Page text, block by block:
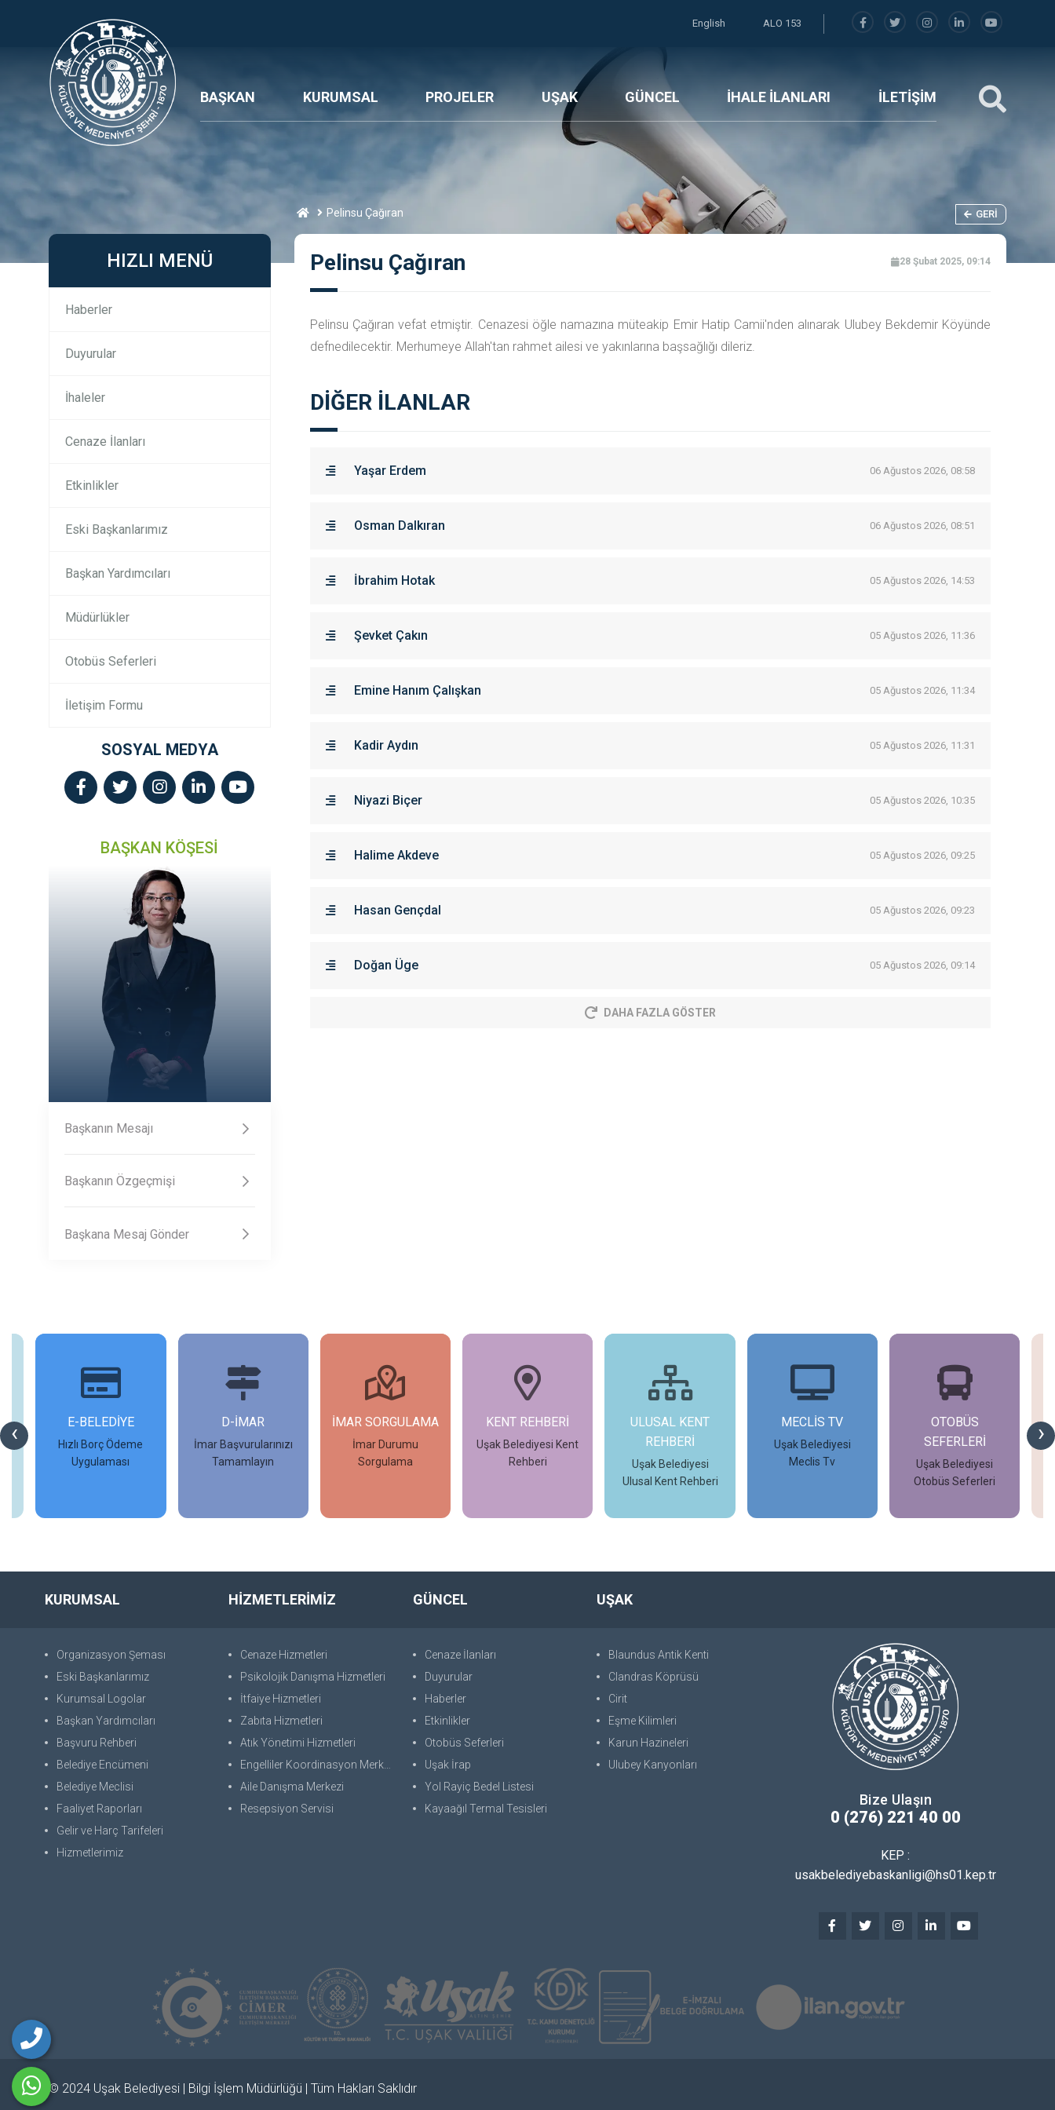
English ALO 153
BAŞKAN KURUMSAL PROJELER UŞAK GÜNCEL İHALE İLANLARI İLETİŞİM
Pelinsu Çağıran GERI
HIZLI MENÜ
Haberler
Duyurular
İhaleler
Cenaze İlanları
Etkinlikler
Eski Başkanlarımız
Başkan Yardımcıları
Müdürlükler
Otobüs Seferleri
İletişim Formu
SOSYAL MEDYA
BAŞKAN KÖŞESİ
Başkanın Mesajı
Başkanın Özgeçmişi
Başkana Mesaj Gönder
Pelinsu Çağıran 28 Şubat 2025, 09:14
Pelinsu Çağıran vefat etmiştir. Cenazesi öğle namazına müteakip Emir Hatip Camii'nden alınarak Ulubey Bekdemir Köyünde
defnedilecektir. Merhumeye Allah'tan rahmet ailesi ve yakınlarına başsağlığı dileriz.
DİĞER İLANLAR
Yaşar Erdem 06 Ağustos 2026, 08:58
Osman Dalkıran 06 Ağustos 2026, 08:51
İbrahim Hotak 05 Ağustos 2026, 14:53
Şevket Çakın 05 Ağustos 2026, 11:36
Emine Hanım Çalışkan 05 Ağustos 2026, 11:34
Kadir Aydın 05 Ağustos 2026, 11:31
Niyazi Biçer 05 Ağustos 2026, 10:35
Halime Akdeve 05 Ağustos 2026, 09:25
Hasan Gençdal 05 Ağustos 2026, 09:23
Doğan Üge 05 Ağustos 2026, 09:14
DAHA FAZLA GÖSTER
‹ ›
E-BELEDİYE
Hızlı Borç Ödeme
Uygulaması
D-İMAR
İmar Başvurularınızı
Tamamlayın
İMAR SORGULAMA
İmar Durumu
Sorgulama
KENT REHBERİ
Uşak Belediyesi Kent
Rehberi
ULUSAL KENT
REHBERİ
Uşak Belediyesi
Ulusal Kent Rehberi
MECLİS TV
Uşak Belediyesi
Meclis Tv
OTOBÜS
SEFERLERİ
Uşak Belediyesi
Otobüs Seferleri
KURUMSAL
Organizasyon Şeması
Eski Başkanlarımız
Kurumsal Logolar
Başkan Yardımcıları
Başvuru Rehberi
Belediye Encümeni
Belediye Meclisi
Faaliyet Raporları
Gelir ve Harç Tarifeleri
Hizmetlerimiz
HİZMETLERİMİZ
Cenaze Hizmetleri
Psikolojik Danışma Hizmetleri
İtfaiye Hizmetleri
Zabıta Hizmetleri
Atık Yönetimi Hizmetleri
Engelliler Koordinasyon Merkezi
Aile Danışma Merkezi
Resepsiyon Servisi
GÜNCEL
Cenaze İlanları
Duyurular
Haberler
Etkinlikler
Otobüs Seferleri
Uşak İrap
Yol Rayiç Bedel Listesi
Kayaağıl Termal Tesisleri
UŞAK
Blaundus Antik Kenti
Clandras Köprüsü
Cirit
Eşme Kilimleri
Karun Hazineleri
Ulubey Kanyonları
Bize Ulaşın
0 (276) 221 40 00
KEP :
usakbelediyebaskanligi@hs01.kep.tr
© 2024 Uşak Belediyesi | Bilgi İşlem Müdürlüğü | Tüm Hakları Saklıdır